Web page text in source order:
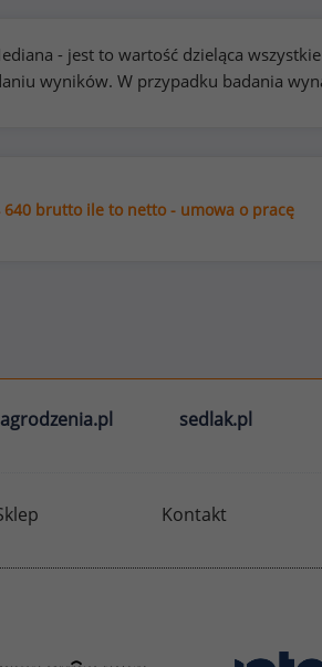
- jest to wartość dzieląca
wyników. W przypadku badania
640 brutto ile to netto - umowa o pracę
sedlak.pl
Kontakt